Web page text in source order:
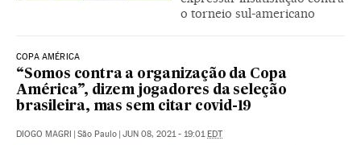
o torneio sul-americano
COPA AMÉRICA
“Somos contra a organização da Copa
América”, dizem jogadores da seleção
brasileira, mas sem citar covid-19
DIOGO MAGRI | São Paulo | JUN 08, 2021 - 19:01EDT